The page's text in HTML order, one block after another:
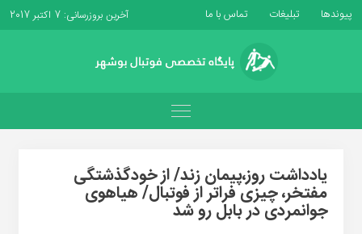
پیوندها تبلیغات تماس با ما آخرین بروزرسانی: 7 اکتبر 2017
یادداشت روز،پیمان زند/ از خودگذشتگی
مفتخر، چیزی فراتر از فوتبال/ هیاهوی
جوانمردی در بابل رو شد